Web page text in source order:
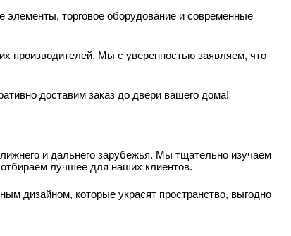
торговое оборудование и современные
производителей. Мы с уверенностью заявляем, что
доставим заказ до двери вашего дома!
и дальнего зарубежья. Мы тщательно изучаем
лучшее для наших клиентов.
дизайном, которые украсят пространство, выгодно